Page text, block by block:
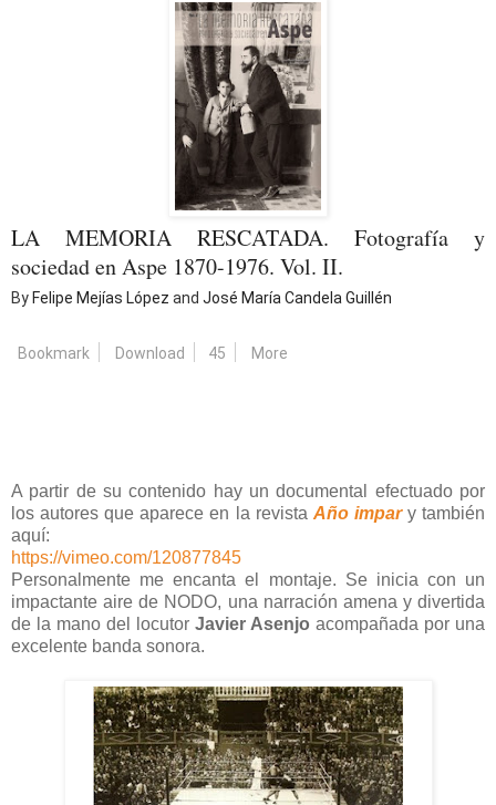
LA MEMORIA RESCATADA. Fotografía y
sociedad en Aspe 1870-1976. Vol. II.
By Felipe Mejías López and José María Candela Guillén
Bookmark Download 45 More
A partir de su contenido hay un documental efectuado por
los autores que aparece en la revista Año impar y también
aquí:
https://vimeo.com/120877845
Personalmente me encanta el montaje. Se inicia con un
impactante aire de NODO, una narración amena y divertida
de la mano del locutor Javier Asenjo acompañada por una
excelente banda sonora.